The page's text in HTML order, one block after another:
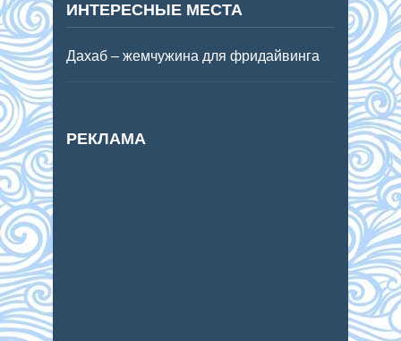
ИНТЕРЕСНЫЕ МЕСТА
Дахаб – жемчужина для фридайвинга
РЕКЛАМА